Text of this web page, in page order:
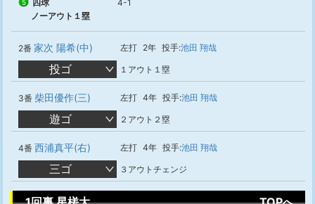
5 四球
4-1
ノーアウト１塁
2番 家次 陽希(中) 左打 2年 投手:池田 翔哉
投ゴ １アウト１塁
3番 柴田優作(三) 左打 4年 投手:池田 翔哉
遊ゴ ２アウト２塁
4番 西浦真平(右) 左打 4年 投手:池田 翔哉
三ゴ ３アウトチェンジ